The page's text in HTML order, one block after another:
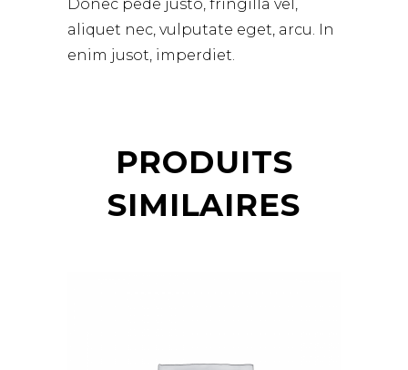
Donec pede justo, fringilla vel,
aliquet nec, vulputate eget, arcu. In
enim jusot, imperdiet.
PRODUITS
SIMILAIRES